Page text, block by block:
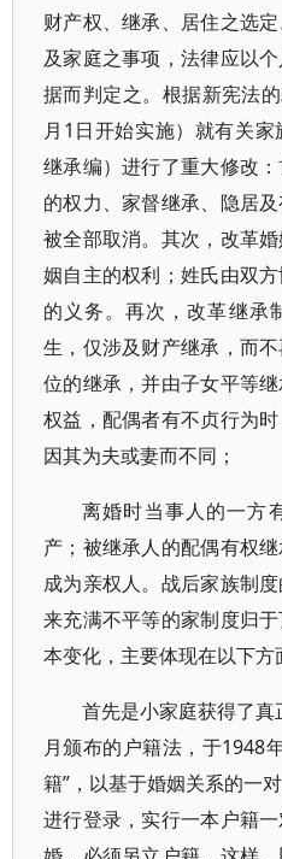
财产权、继承、居住之选
及家庭之事项，法律应以
据而判定之。根据新宪法
月1日开始实施）就有关
继承编）进行了重大修改
的权力、家督继承、隐居
被全部取消。其次，改革
姻自主的权利；姓氏由双
的义务。再次，改革继承
生，仅涉及财产继承，而
位的继承，并由子女平等
权益，配偶者有不贞行为
因其为夫或妻而不同；
离婚时当事人的一方
产；被继承人的配偶有权
成为亲权人。战后家族制
来充满不平等的家制度归
本变化，主要体现在以下方
首先是小家庭获得了
月颁布的户籍法，于1948
籍”，以基于婚姻关系的一
进行登录，实行一本户籍